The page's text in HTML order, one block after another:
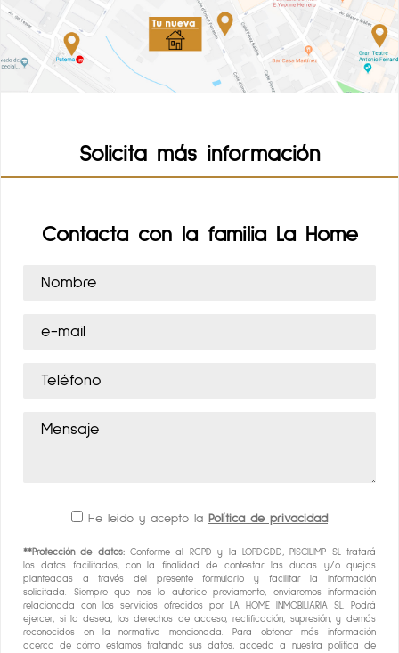
Solicita más información
Contacta con la familia La Home
He leído y acepto la Política de privacidad
**Protección de datos:Conforme al RGPD y la LOPDGDD, PISCILIMP SL tratará
los datos facilitados, con la finalidad de contestar las dudas y/o quejas
planteadas a través del presente formulario y facilitar la información
solicitada. Siempre que nos lo autorice previamente, enviaremos información
relacionada con los servicios ofrecidos por LA HOME INMOBILIARIA SL. Podrá
ejercer, si lo desea, los derechos de acceso, rectificación, supresión, y demás
reconocidos en la normativa mencionada. Para obtener más información
acerca de cómo estamos tratando sus datos, acceda a nuestra política de